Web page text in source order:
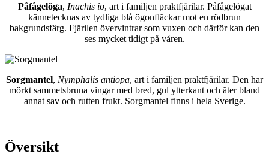
Påfågelöga, Inachis io, art i familjen praktfjärilar. Påfågelögat
kännetecknas av tydliga blå ögonfläckar mot en rödbrun
bakgrundsfärg. Fjärilen övervintrar som vuxen och därför kan den
ses mycket tidigt på våren.
Sorgmantel, Nymphalis antiopa, art i familjen praktfjärilar. Den har
mörkt sammetsbruna vingar med bred, gul ytterkant och äter bland
annat sav och rutten frukt. Sorgmantel finns i hela Sverige.
Översikt